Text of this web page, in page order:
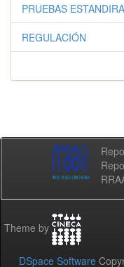
PRUEBAS
REGULACIÓN
Theme by
DSpace Software